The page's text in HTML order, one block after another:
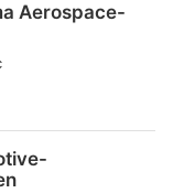
Aerospace-